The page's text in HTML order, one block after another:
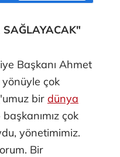
SAĞLAYACAK"
Başkanı Ahmet
çok
'umuz bir dünya
çok
yönetimimiz.
Bir